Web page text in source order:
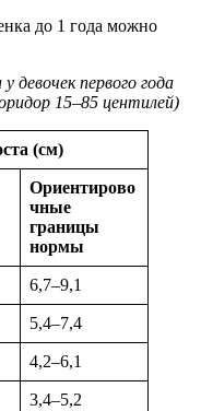
до 1 года можно
девочек первого года
15–85 центилей)
(см)
Ориентирово
чные
границы
нормы
6,7–9,1
5,4–7,4
4,2–6,1
3,4–5,2